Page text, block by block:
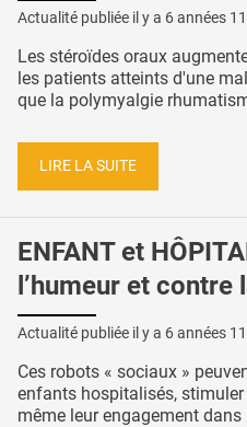
Actualité publiée il y a 6 années
Les stéroïdes oraux
les patients atteints d'une
que la polymyalgie
LIRE LA SUITE
ENFANT et
l’humeur et contre
Actualité publiée il y a 6 années
Ces robots « sociaux »
enfants hospitalisés,
même leur engagement dans